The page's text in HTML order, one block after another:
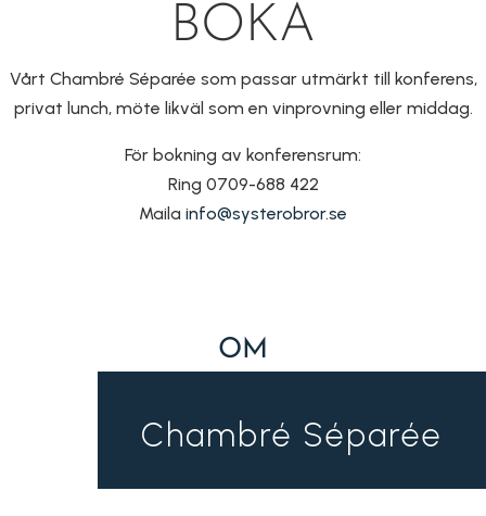
BOKA
Vårt Chambré Séparée som passar utmärkt till konferens,
privat lunch, möte likväl som en vinprovning eller middag.
För bokning av konferensrum:
Ring 0709-688 422
Maila info@systerobror.se
OM
Chambré Séparée